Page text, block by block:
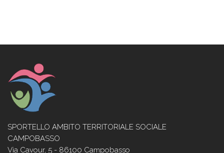
SPORTELLO AMBITO TERRITORIALE SOCIALE
CAMPOBASSO
Via Cavour, 5 - 86100 Campobasso